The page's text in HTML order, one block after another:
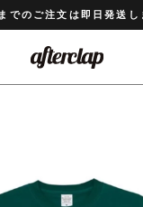
でのご注文は即日発送し